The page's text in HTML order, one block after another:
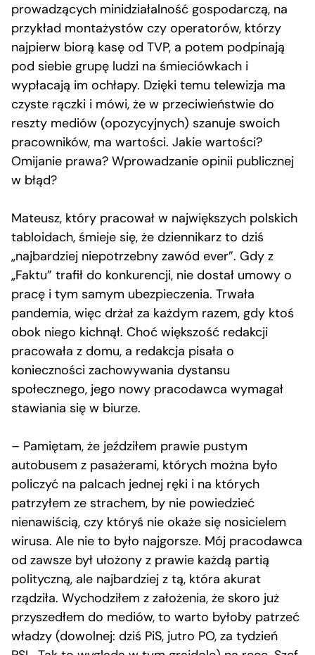
prowadzących minidziałalność gospodarczą, na
przykład montażystów czy operatorów, którzy
najpierw biorą kasę od TVP, a potem podpinają
pod siebie grupę ludzi na śmieciówkach i
wypłacają im ochłapy. Dzięki temu telewizja ma
czyste rączki i mówi, że w przeciwieństwie do
reszty mediów (opozycyjnych) szanuje swoich
pracowników, ma wartości. Jakie wartości?
Omijanie prawa? Wprowadzanie opinii publicznej
w błąd?
Mateusz, który pracował w największych polskich
tabloidach, śmieje się, że dziennikarz to dziś
„najbardziej niepotrzebny zawód ever”. Gdy z
„Faktu” trafił do konkurencji, nie dostał umowy o
pracę i tym samym ubezpieczenia. Trwała
pandemia, więc drżał za każdym razem, gdy ktoś
obok niego kichnął. Choć większość redakcji
pracowała z domu, a redakcja pisała o
konieczności zachowywania dystansu
społecznego, jego nowy pracodawca wymagał
stawiania się w biurze.
– Pamiętam, że jeździłem prawie pustym
autobusem z pasażerami, których można było
policzyć na palcach jednej ręki i na których
patrzyłem ze strachem, by nie powiedzieć
nienawiścią, czy któryś nie okaże się nosicielem
wirusa. Ale nie to było najgorsze. Mój pracodawca
od zawsze był ułożony z prawie każdą partią
polityczną, ale najbardziej z tą, która akurat
rządziła. Wychodziłem z założenia, że skoro już
przyszedłem do mediów, to warto byłoby patrzeć
władzy (dowolnej: dziś PiS, jutro PO, za tydzień